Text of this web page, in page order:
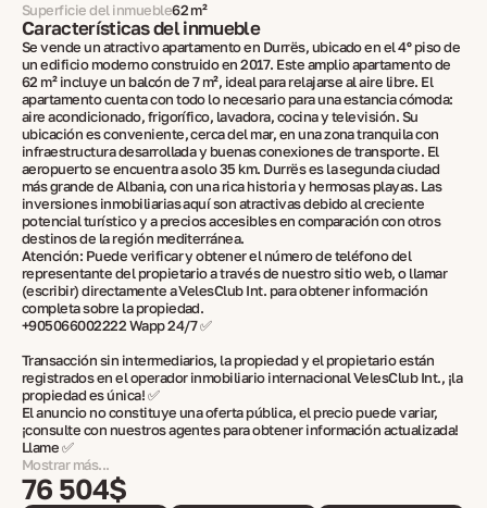
Superficie del inmueble62 m²
Características del inmueble
Se vende un atractivo apartamento en Durrës, ubicado en el 4º piso de
un edificio moderno construido en 2017. Este amplio apartamento de
62 m² incluye un balcón de 7 m², ideal para relajarse al aire libre. El
apartamento cuenta con todo lo necesario para una estancia cómoda:
aire acondicionado, frigorífico, lavadora, cocina y televisión. Su
ubicación es conveniente, cerca del mar, en una zona tranquila con
infraestructura desarrollada y buenas conexiones de transporte. El
aeropuerto se encuentra a solo 35 km. Durrës es la segunda ciudad
más grande de Albania, con una rica historia y hermosas playas. Las
inversiones inmobiliarias aquí son atractivas debido al creciente
potencial turístico y a precios accesibles en comparación con otros
destinos de la región mediterránea.
Atención: Puede verificar y obtener el número de teléfono del
representante del propietario a través de nuestro sitio web, o llamar
(escribir) directamente a VelesClub Int. para obtener información
completa sobre la propiedad.
+905066002222 Wapp 24/7 ✅
Transacción sin intermediarios, la propiedad y el propietario están
registrados en el operador inmobiliario internacional VelesClub Int., ¡la
propiedad es única! ✅
El anuncio no constituye una oferta pública, el precio puede variar,
¡consulte con nuestros agentes para obtener información actualizada!
Llame ✅
Mostrar más...
76 504$